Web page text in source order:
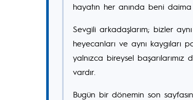
hayatın her anında beni
Sevgili arkadaşlarım; bizler
heyecanları ve aynı kaygıları
yalnızca bireysel
vardır.
Bugün bir dönemin son